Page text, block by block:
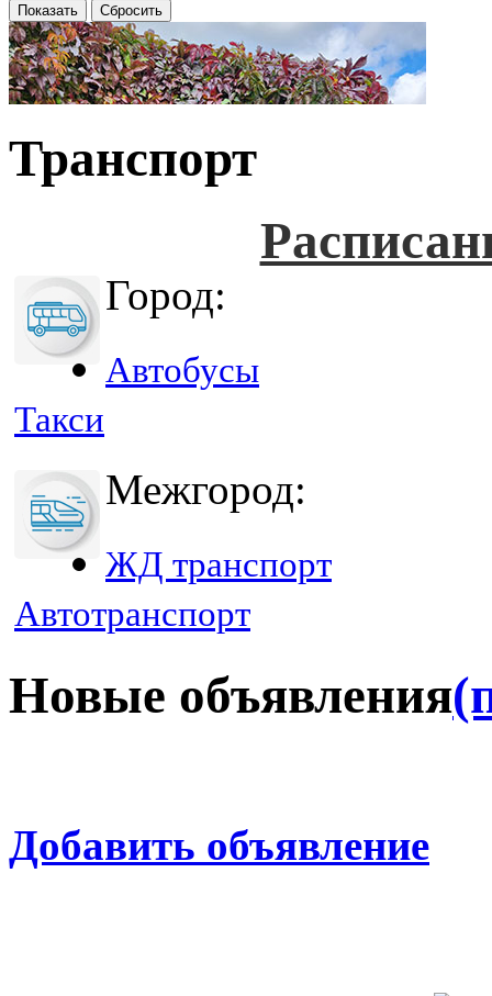
Транспорт
Город:
Автобусы
Такси
Межгород:
ЖД транспорт
Автотранспорт
Новые объявления
Добавить объявление